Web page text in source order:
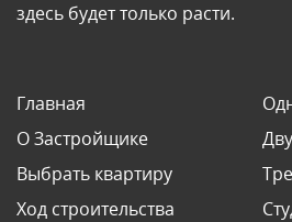
здесь будет только расти.
Главная
О Застройщике
Выбрать квартиру
Ход строительства